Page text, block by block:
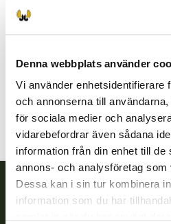
Denna webbplats använder
Vi använder enhetsidentifierare
och annonserna till
för sociala medier och
vidarebefordrar även sådana
information från din enhet till de
annons- och analysföretag
Dessa kan i sin tur kombinera
information som du har
Karstula-Kyyjärvi
040 7048780
Finlands viltcentral